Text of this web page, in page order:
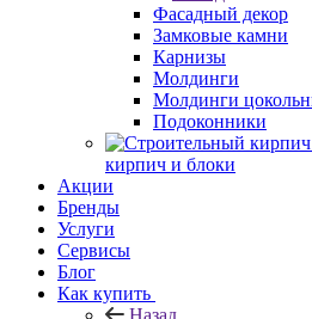
Фасадный декор
Замковые камни
Карнизы
Молдинги
Молдинги
Подоконники
кирпич и блоки
Акции
Бренды
Услуги
Сервисы
Блог
Как купить
Назад